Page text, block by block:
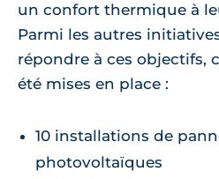
un confort thermique à
Parmi les autres
répondre à ces objectifs,
été mises en place :
10 installations de
photovoltaïques